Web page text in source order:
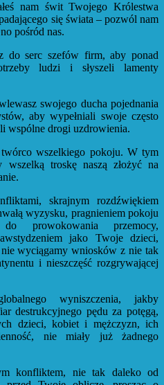
nam świt Twojego Królestwa
się świata – pozwól nam
pośród nas.
do serc szefów firm, aby ponad
ludzi i słyszeli lamenty
swojego ducha pojednania
aby wypełniali swoje często
wspólne drogi uzdrowienia.
wszelkiego pokoju. W tym
wszelką troskę naszą złożyć na
skrajnym rozdźwiękiem
wyzysku, pragnieniem pokoju
prowokowania przemocy,
jako Twoje dzieci,
wyciągamy wniosków z nie tak
i nieszczęść rozgrywającej
wyniszczenia, jakby
destrukcyjnego pędu za potęgą,
dzieci, kobiet i mężczyzn, ich
nie miały już żadnego
konfliktem, nie tak daleko od